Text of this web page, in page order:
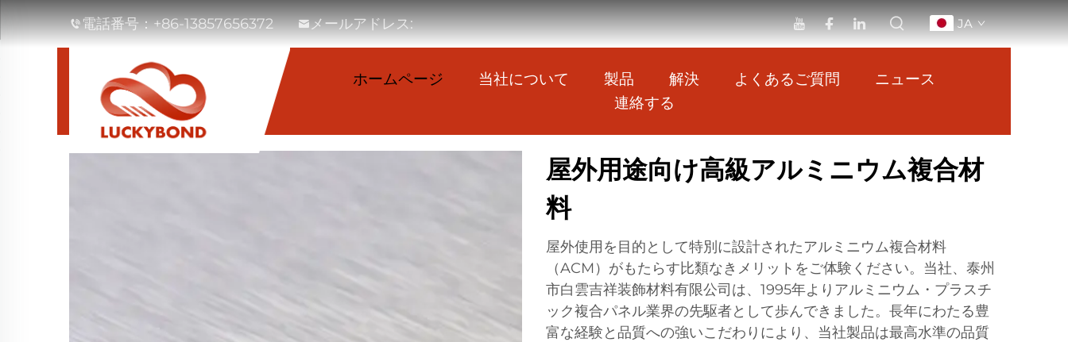
電話番号：+86-13857656372 メールアドレス: JA
ホームページ 当社について 製品 解決 よくあるご質問
ニュース
連絡する
屋外用途向け高級アルミニウム複合材
料
屋外使用を目的として特別に設計されたアルミニウム複合材料
（ACM）がもたらす比類なきメリットをご体験ください。当社、泰州
市白雲吉祥装飾材料有限公司は、1995年よりアルミニウム・プラスチ
ック複合パネル業界の先駆者として歩んできました。長年にわたる豊
富な経験と品質への強いこだわりにより、当社製品は最高水準の品質